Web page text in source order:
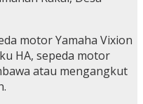
motor Yamaha Vixion
HA, sepeda motor
atau mengangkut